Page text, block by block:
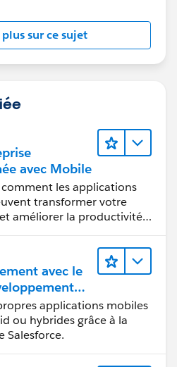
sur ce sujet
avec Mobile
les applications
transformer votre
améliorer la productivité
avec le
applications mobiles
ou hybrides grâce à la
Salesforce.